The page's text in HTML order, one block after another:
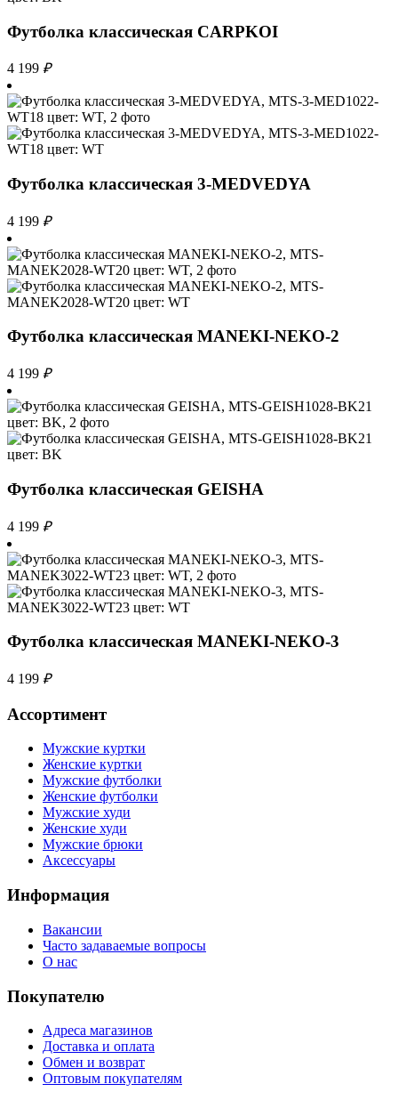
Футболка классическая CARPKOI
4 199 ₽
Футболка классическая 3-MEDVEDYA
4 199 ₽
Футболка классическая MANEKI-NEKO-2
4 199 ₽
Футболка классическая GEISHA
4 199 ₽
Футболка классическая MANEKI-NEKO-3
4 199 ₽
Ассортимент
Мужские куртки
Женские куртки
Мужские футболки
Женские футболки
Мужские худи
Женские худи
Мужские брюки
Аксессуары
Информация
Вакансии
Часто задаваемые вопросы
О нас
Покупателю
Адреса магазинов
Доставка и оплата
Обмен и возврат
Оптовым покупателям